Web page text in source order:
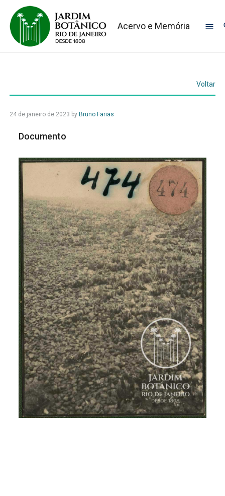
Acervo e Memória
Voltar
24 de janeiro de 2023 by Bruno Farias
Documento